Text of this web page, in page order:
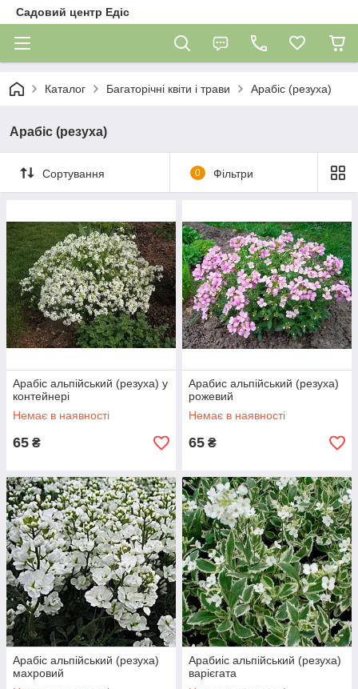
Садовий центр Едіс
Каталог Багаторічні квіти і трави Арабіс (резуха)
Арабіс (резуха)
Сортування 0 Фільтри
Арабіс альпійський (резуха) у
контейнері
Немає в наявності
65 ₴
Арабис альпійський (резуха)
рожевий
Немає в наявності
65 ₴
Арабіс альпійський (резуха)
махровий
Арабиіс альпійський (резуха)
варієгата